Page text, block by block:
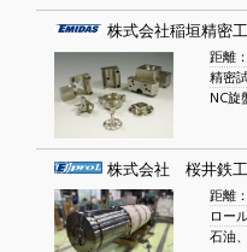
株式会社稲垣精密
距離
精密
NC旋
株式会社 桜井鉄
距離
ロー
石油